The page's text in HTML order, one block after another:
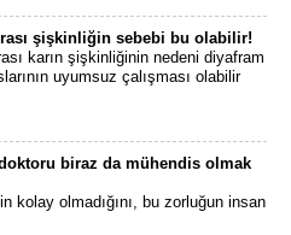
şişkinliğin sebebi bu olabilir!
karın şişkinliğinin nedeni diyafram
uyumsuz çalışması olabilir
biraz da mühendis olmak
kolay olmadığını, bu zorluğun insan